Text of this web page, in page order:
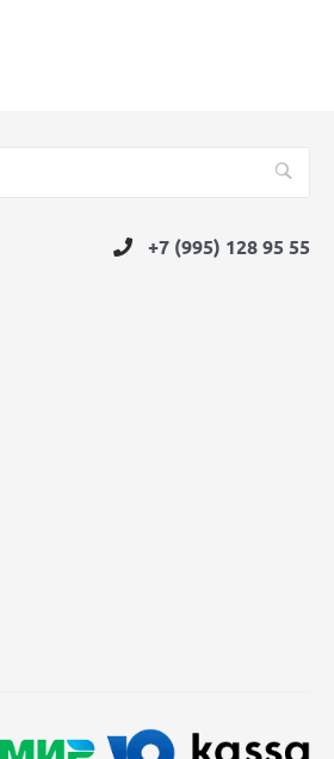
+7 (995) 128 95 55